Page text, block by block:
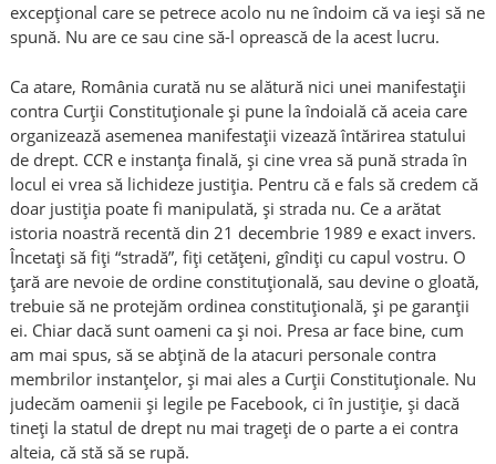
excepţional care se petrece acolo nu ne îndoim că va ieşi să ne
spună. Nu are ce sau cine să-l oprească de la acest lucru.
Ca atare, România curată nu se alătură nici unei manifestaţii
contra Curţii Constituţionale şi pune la îndoială că aceia care
organizează asemenea manifestaţii vizează întărirea statului
de drept. CCR e instanţa finală, şi cine vrea să pună strada în
locul ei vrea să lichideze justiţia. Pentru că e fals să credem că
doar justiţia poate fi manipulată, şi strada nu. Ce a arătat
istoria noastră recentă din 21 decembrie 1989 e exact invers.
Încetaţi să fiţi “stradă”, fiţi cetăţeni, gîndiţi cu capul vostru. O
ţară are nevoie de ordine constituţională, sau devine o gloată,
trebuie să ne protejăm ordinea constituţională, şi pe garanţii
ei. Chiar dacă sunt oameni ca şi noi. Presa ar face bine, cum
am mai spus, să se abţină de la atacuri personale contra
membrilor instanţelor, şi mai ales a Curţii Constituţionale. Nu
judecăm oamenii şi legile pe Facebook, ci în justiţie, şi dacă
tineţi la statul de drept nu mai trageţi de o parte a ei contra
alteia, că stă să se rupă.